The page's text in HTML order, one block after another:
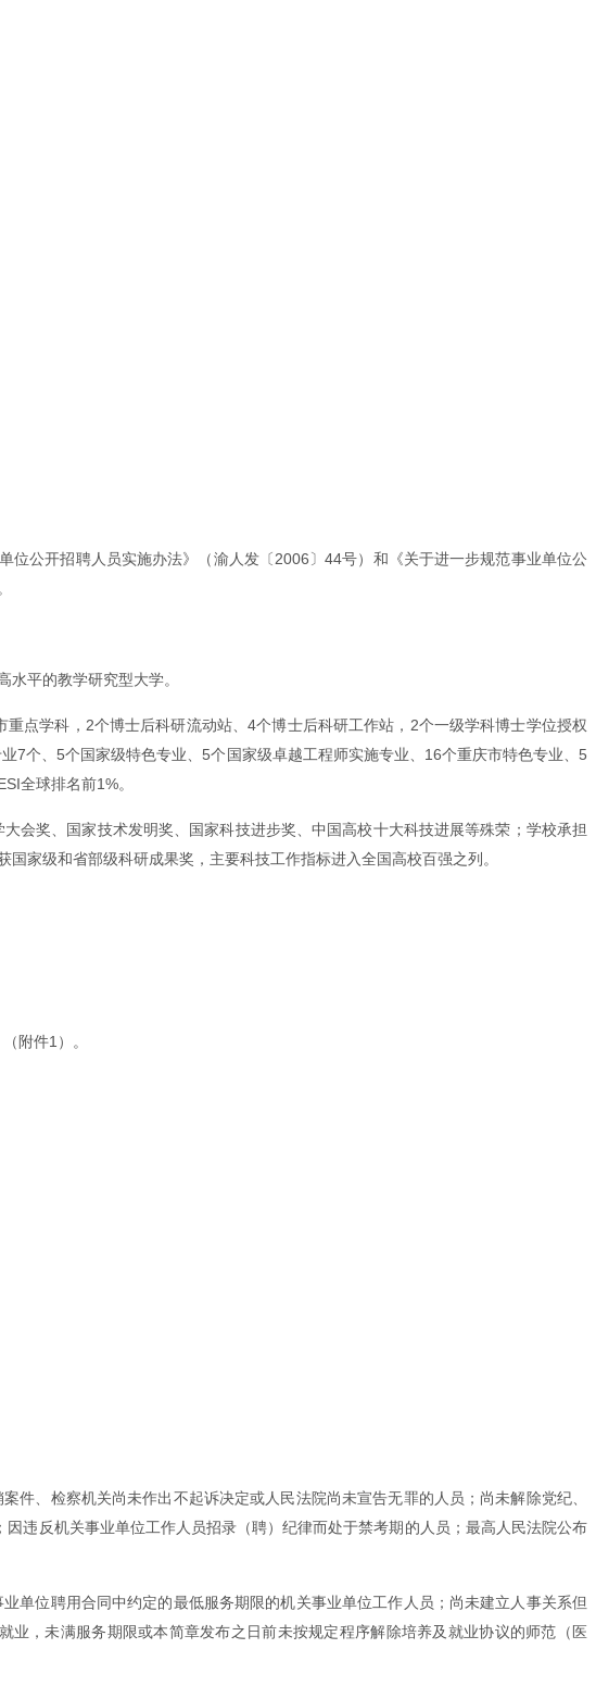
公开招聘人员实施办法》（渝人发〔2006〕44号）和《关于进一步规范事业单位公
平的教学研究型大学。
点学科，2个博士后科研流动站、4个博士后科研工作站，2个一级学科博士学位授权
7个、5个国家级特色专业、5个国家级卓越工程师实施专业、16个重庆市特色专业、5
全球排名前1%。
会奖、国家技术发明奖、国家科技进步奖、中国高校十大科技进展等殊荣；学校承担
家级和省部级科研成果奖，主要科技工作指标进入全国高校百强之列。
附件1）。
、检察机关尚未作出不起诉决定或人民法院尚未宣告无罪的人员；尚未解除党纪、
违反机关事业单位工作人员招录（聘）纪律而处于禁考期的人员；最高人民法院公布
单位聘用合同中约定的最低服务期限的机关事业单位工作人员；尚未建立人事关系但
，未满服务期限或本简章发布之日前未按规定程序解除培养及就业协议的师范（医